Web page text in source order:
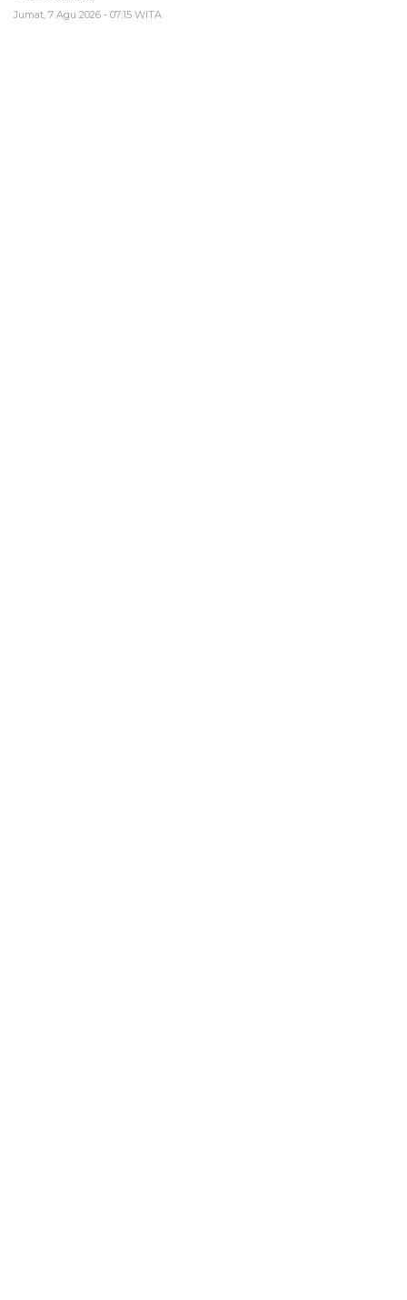
Jumat, 7 Agu 2026 - 07:15 WITA